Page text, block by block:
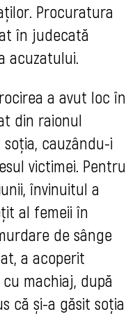
Procuratura
în judecată
acuzatului.
a avut loc în
din raionul
cauzându-i
victimei. Pentru
învinuitul a
al femeii în
de sânge
a acoperit
machiaj, după
că și-a găsit soția